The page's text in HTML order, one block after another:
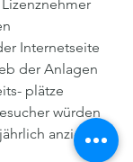
Internetseite
der Anlagen
plätze
würden
anziehen.